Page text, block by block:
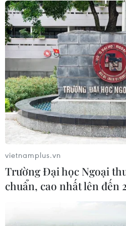
người trên quốc lộ ở Quảng
06/08/2026 09:44
Khởi tố Chủ tịch Hội đồng
Giám đốc Công ty cổ phần
06/08/2026 09:06
Thêm một nhóm dàn cảnh
06/08/2026 05:57
vietnamplus.vn
Trường Đại học Ngoại
chuẩn, cao nhất lên đến